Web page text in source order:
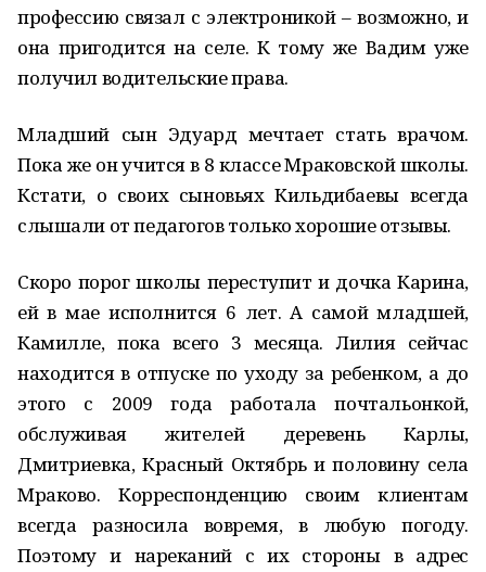
профессию связал с электроникой – возможно, и
она пригодится на селе. К тому же Вадим уже
получил водительские права.
Младший сын Эдуард мечтает стать врачом.
Пока же он учится в 8 классе Мраковской школы.
Кстати, о своих сыновьях Кильдибаевы всегда
слышали от педагогов только хорошие отзывы.
Скоро порог школы переступит и дочка Карина,
ей в мае исполнится 6 лет. А самой младшей,
Камилле, пока всего 3 месяца. Лилия сейчас
находится в отпуске по уходу за ребенком, а до
этого с 2009 года работала почтальонкой,
обслуживая жителей деревень Карлы,
Дмитриевка, Красный Октябрь и половину села
Мраково. Корреспонденцию своим клиентам
всегда разносила вовремя, в любую погоду.
Поэтому и нареканий с их стороны в адрес